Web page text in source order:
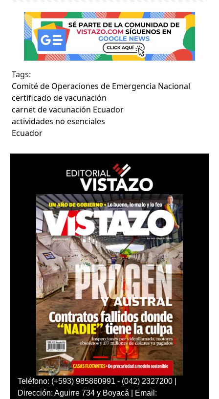
Tags:
Comité de Operaciones de Emergencia Nacional
certificado de vacunación
carnet de vacunación Ecuador
actividades no esenciales
Ecuador
Teléfono: (+593) 985860991 - (042) 2327200 |
Dirección: Aguirre 734 y Boyacá | Email: